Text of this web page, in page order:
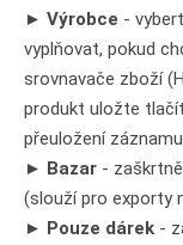
► Výrobce -
vyplňovat, pokud
srovnavače zboží
produkt uložte
přeuložení
► Bazar -
(slouží pro exporty
► Pouze dárek -